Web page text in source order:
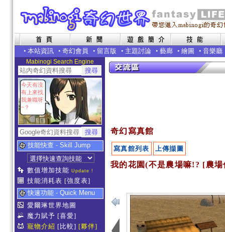
• 本站資訊 • 奇幻會員 • 留言版 • 主題討論 • 藝廊 • 繪圖 • 音樂廳
Mabinogi Search Engine
今天有沒
有上來找
我兼職呀
~？
技能快查 - Skill Jump
數值增加技能 Update !
技能消耗表 [強度表]
快速功能 - Quick Menu
愛爾琳世界地圖
魔力賦予 [喜愛]
寵物介紹 [比較] [夥伴]
奇幻寫真館
寫真館列表 上傳擷圖
我的花園(不是農場嘛!? [農